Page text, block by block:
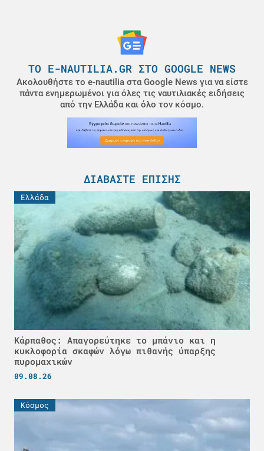
ΤΟ E-NAUTILIA.GR ΣΤΟ GOOGLE NEWS
Ακολουθήστε το e-nautilia στα Google News για να είστε
πάντα ενημερωμένοι για όλες τις ναυτιλιακές ειδήσεις
από την Ελλάδα και όλο τον κόσμο.
ΔΙΑΒΆΣΤΕ ΕΠΊΣΗΣ
Ελλάδα
Κάρπαθος: Απαγορεύτηκε το μπάνιο και η
κυκλοφορία σκαφών λόγω πιθανής ύπαρξης
πυρομαχικών
09.08.26
Κόσμος